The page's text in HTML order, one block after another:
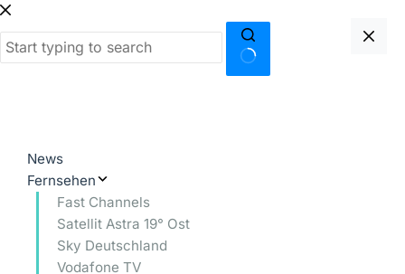
Zum
Inhalt
springen
News
Fernsehen
Fast Channels
Satellit Astra 19° Ost
Sky Deutschland
Vodafone TV